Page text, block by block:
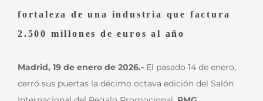
fortaleza de una industria que factura
2.500 millones de euros al año
Madrid, 19 de enero de 2026.-El pasado 14 de enero,
cerró sus puertas la décimo octava edición del Salón